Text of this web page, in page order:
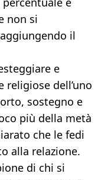
non si
il
e
religiose dell’uno
sostegno e
più della metà
che le fedi
alla relazione.
di chi si